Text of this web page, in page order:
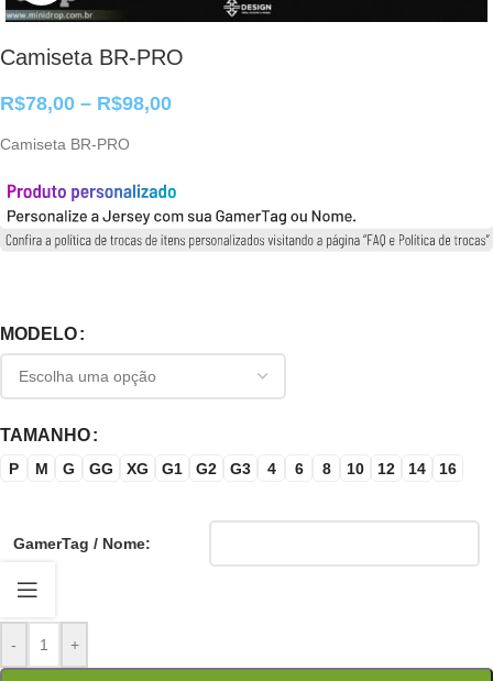
Camiseta BR-PRO
R$78,00 – R$98,00
Camiseta BR-PRO
MODELO
TAMANHO
P M G GG XG G1 G2 G3 4 6 8 10 12 14 16
GamerTag / Nome:
- +